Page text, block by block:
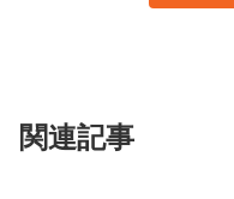
関連記事